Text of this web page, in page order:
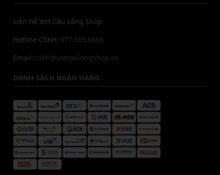
Liên hệ Vợt Cầu Lông Shop
Hotline CSKH: 077.685.6666
Email: cskh@votcaulongshop.vn
DANH SÁCH NGÂN HÀNG